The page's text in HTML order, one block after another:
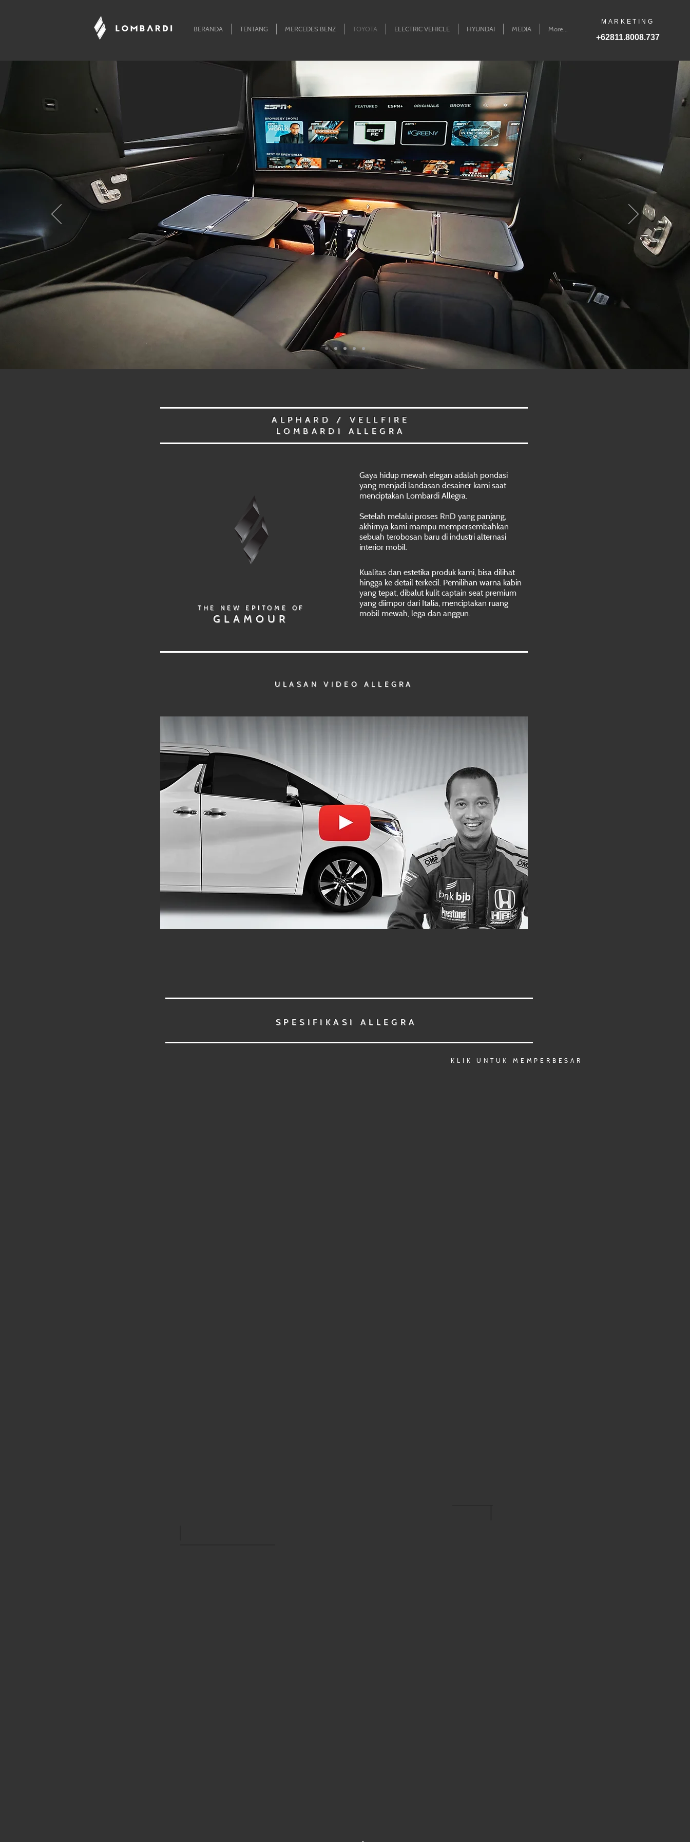
MARKETING
BERANDA TENTANG MERCEDES BENZ TOYOTA ELECTRIC VEHICLE HYUNDAI MEDIA More...
+62811.8008.737
ALPHARD / VELLFIRE
LOMBARDI ALLEGRA
THE NEW EPITOME OF
GLAMOUR
Gaya hidup mewah elegan adalah pondasi
yang menjadi landasan desainer kami saat
menciptakan Lombardi Allegra.
Setelah melalui proses RnD yang panjang,
akhirnya kami mampu mempersembahkan
sebuah terobosan baru di industri alternasi
interior mobil.
Kualitas dan estetika produk kami, bisa dilihat
hingga ke detail terkecil. Pemilihan warna kabin
yang tepat, dibalut kulit captain seat premium
yang diimpor dari Italia, menciptakan ruang
mobil mewah, lega dan anggun.
ULASAN VIDEO ALLEGRA
SPESIFIKASI ALLEGRA
KLIK UNTUK MEMPERBESAR